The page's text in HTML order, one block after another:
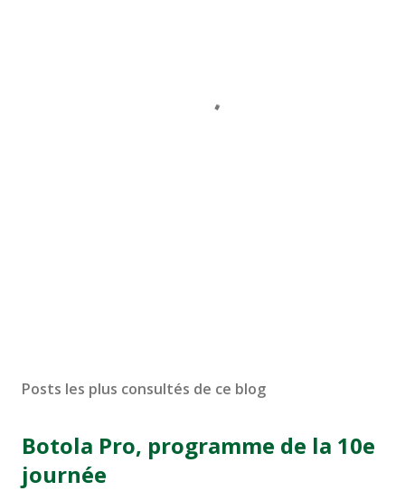
Posts les plus consultés de ce blog
Botola Pro, programme de la 10e
journée